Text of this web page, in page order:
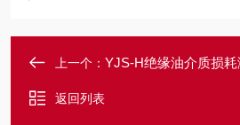
上一个： YJS-H绝缘油介质损耗
返回列表